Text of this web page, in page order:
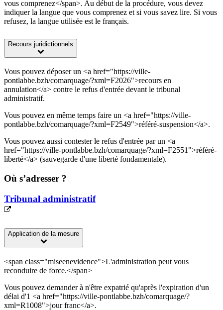
vous comprenez</span>. Au début de la procédure, vous devez
indiquer la langue que vous comprenez et si vous savez lire. Si vous
refusez, la langue utilisée est le français.
Recours juridictionnels
Vous pouvez déposer un <a href="https://ville-
pontlabbe.bzh/comarquage/?xml=F2026">recours en
annulation</a> contre le refus d'entrée devant le tribunal
administratif.
Vous pouvez en même temps faire un <a href="https://ville-
pontlabbe.bzh/comarquage/?xml=F2549">référé-suspension</a>.
Vous pouvez aussi contester le refus d'entrée par un <a
href="https://ville-pontlabbe.bzh/comarquage/?xml=F2551">référé-
liberté</a> (sauvegarde d'une liberté fondamentale).
Où s’adresser ?
Tribunal administratif
Application de la mesure
<span class="miseenevidence">L'administration peut vous
reconduire de force.</span>
Vous pouvez demander à n'être expatrié qu'après l'expiration d'un
délai d'1 <a href="https://ville-pontlabbe.bzh/comarquage/?
xml=R1008">jour franc</a>.